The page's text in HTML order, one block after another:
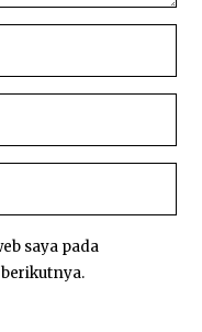
saya pada